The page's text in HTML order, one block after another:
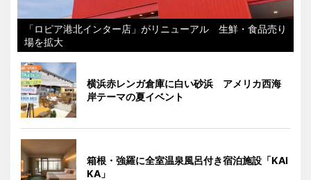
「ロピア港北インター店」がリニューアル 生鮮・食品売り
場を拡大
横浜赤レンガ倉庫に白い砂浜 アメリカ西海
岸テーマの夏イベント
箱根・強羅に全室温泉風呂付き宿泊施設「KAI
KA」